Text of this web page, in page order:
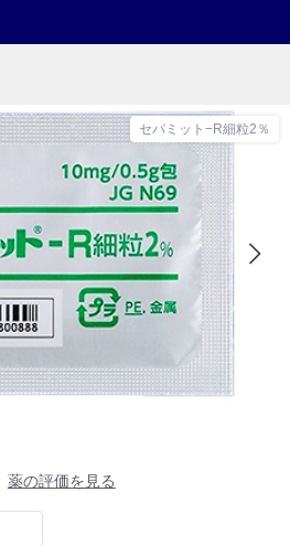
セパミット−R細粒2％
薬の評価を見る